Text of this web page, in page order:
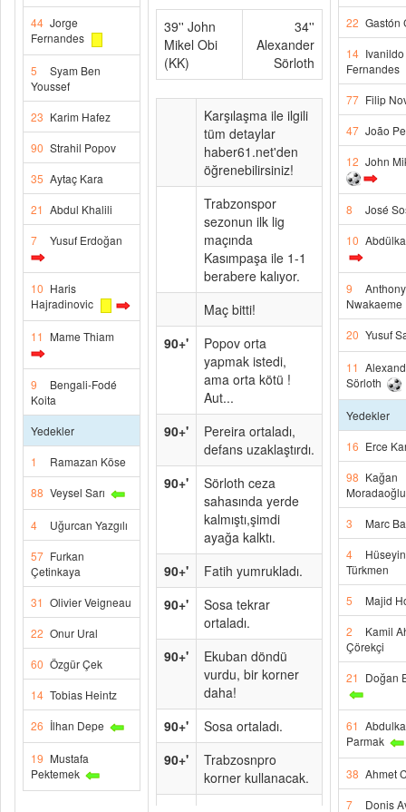
44 Jorge
Fernandes
5
Syam Ben
Youssef
23 Karim Hafez
90 Strahil Popov
35 Aytaç Kara
21 Abdul Khalili
7
Yusuf Erdoğan
10 Haris
Hajradinovic
11 Mame Thiam
9
Bengali-Fodé
Koita
Yedekler
1
Ramazan Köse
88 Veysel Sarı
4
Uğurcan Yazgılı
57 Furkan
Çetinkaya
31 Olivier Veigneau
22 Onur Ural
60 Özgür Çek
14 Tobias Heintz
26 İlhan Depe
19 Mustafa
Pektemek
39'' John
Mikel Obi
(KK)
34''
Alexander
Sörloth
Karşılaşma ile ilgili
tüm detaylar
haber61.net'den
öğrenebilirsiniz!
Trabzonspor
sezonun ilk lig
maçında
Kasımpaşa ile 1-1
berabere kalıyor.
Maç bitti!
90+'
Popov orta
yapmak istedi,
ama orta kötü !
Aut...
90+'
Pereira ortaladı,
defans uzaklaştırdı.
90+'
Sörloth ceza
sahasında yerde
kalmıştı,şimdi
ayağa kalktı.
90+'
Fatih yumrukladı.
90+'
Sosa tekrar
ortaladı.
90+'
Ekuban döndü
vurdu, bir korner
daha!
90+'
Sosa ortaladı.
90+'
Trabzosnpro
korner kullanacak.
22 Gastón
14 Ivanildo
Fernandes
77 Filip
47 João
12 John
8
José
10
9
Anthony
Nwakaeme
20 Yusuf
11
Sörloth
Yedekler
16 Erce
98 Kağan
Moradaoğlu
3
Marc
4
Hüseyin
Türkmen
5
Majid
2
Kamil
Çörekçi
21 Doğan
61
Parmak
38 Ahmet
7
Donis